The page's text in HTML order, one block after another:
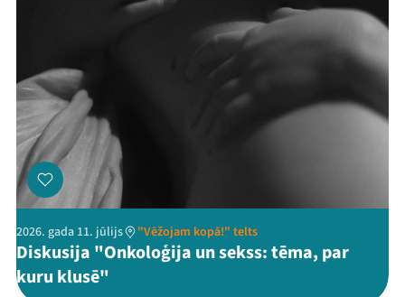
2026. gada 11. jūlijs "Vēžojam kopā!" telts
Diskusija "Onkoloģija un sekss: tēma, par
kuru klusē"